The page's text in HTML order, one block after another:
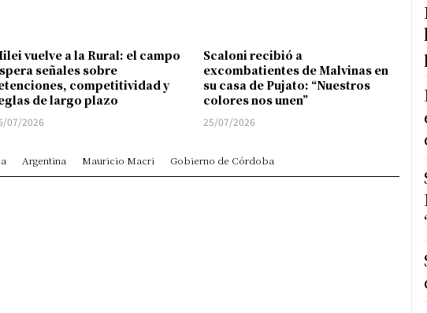
vuelve a la Rural: el campo
señales sobre
competitividad y
de largo plazo
07/2026
Scaloni recibió a
excombatientes de Malvinas en
su casa de Pujato: “Nuestros
colores nos unen”
25/07/2026
Argentina Mauricio Macri Gobierno de Córdoba